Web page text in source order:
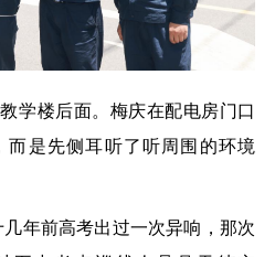
楼后面。梅庆在配电房门口
而是先侧耳听了听周围的环境
年前高考出过一次异响，那次